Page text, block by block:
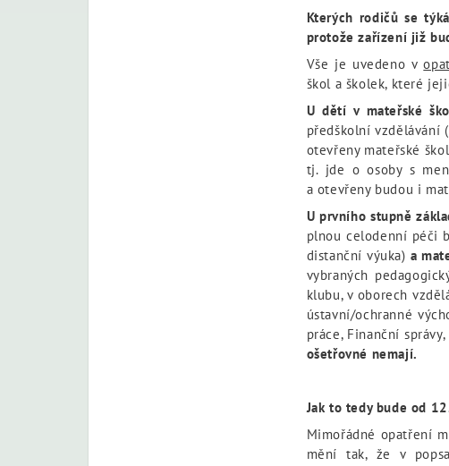
Kterých rodičů se
protože zařízení již
Vše je uvedeno v
škol a školek, které
U dětí v mateřské
předškolní vzdělávání
otevřeny mateřské
tj. jde o osoby s
a otevřeny budou i
U prvního stupně
plnou celodenní péči
distanční výuka) a
vybraných
klubu, v oborech
ústavní/ochranné
práce, Finanční
ošetřovné nemají.
Jak to tedy bude od
Mimořádné opatření
mění tak, že v